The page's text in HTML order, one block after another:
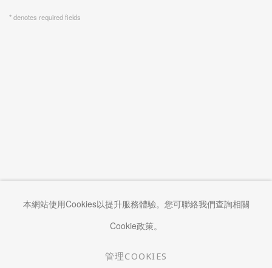
* denotes required fields
本網站使用Cookies以提升服務體驗。您可聯絡我們查詢相關
Cookie政策。
管理COOKIES